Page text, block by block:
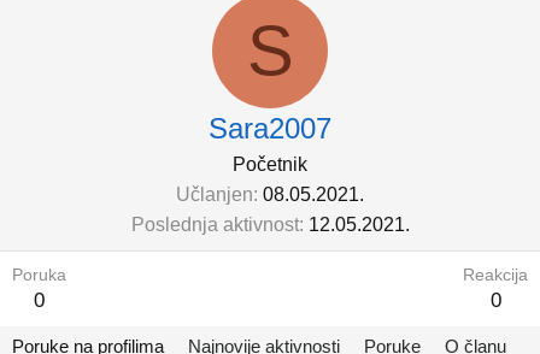
S
Sara2007
Početnik
Učlanjen 08.05.2021.
Poslednja aktivnost 12.05.2021.
Poruka
0
Reakcija
0
Poruke na profilima Najnovije aktivnosti Poruke O članu